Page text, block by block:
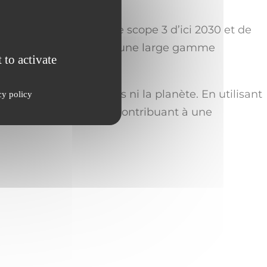
to activate
policy
45 % les émissions de scope 3 d’ici 2030 et de
et biosourcés pour une large gamme
danger les personnes ni la planète. En utilisant
recyclables, contribuant à une